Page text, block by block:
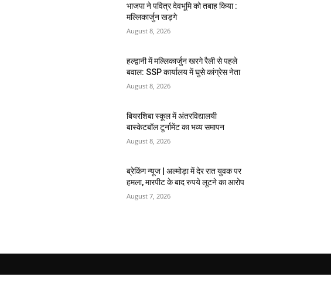
भाजपा ने पवित्र देवभूमि को तबाह किया :
मल्लिकार्जुन खड़गे
August 8, 2026
हल्द्वानी में मल्लिकार्जुन खरगे रैली से पहले
बवाल: SSP कार्यालय में घुसे कांग्रेस नेता
August 8, 2026
बियरशिबा स्कूल में अंतरविद्यालयी
बास्केटबॉल टूर्नामेंट का भव्य समापन
August 8, 2026
ब्रेकिंग न्यूज | अल्मोड़ा में देर रात युवक पर
हमला, मारपीट के बाद रुपये लूटने का आरोप
August 7, 2026